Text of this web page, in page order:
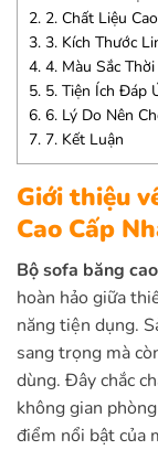
2. 2. Chất Liệu
3. 3. Kích Thước
4. 4. Màu Sắc
5. 5. Tiện Ích Đáp
6. 6. Lý Do Nên
7. 7. Kết Luận
Giới thiệu
Cao Cấp
Bộ sofa băng
hoàn hảo giữa
năng tiện dụng.
sang trọng mà
dùng. Đây chắc
không gian
điểm nổi bật của